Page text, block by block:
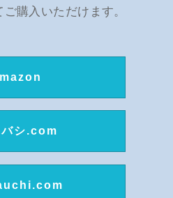
購入いただけます。
バシ.com